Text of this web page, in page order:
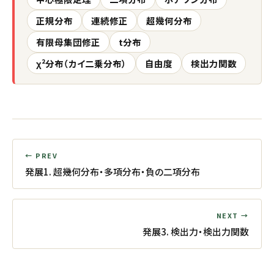
正規分布
連続修正
超幾何分布
有限母集団修正
t分布
χ²分布（カイ二乗分布）
自由度 検出力関数
← PREV
発展1. 超幾何分布・多項分布・負の二項分布
NEXT →
発展3. 検出力・検出力関数